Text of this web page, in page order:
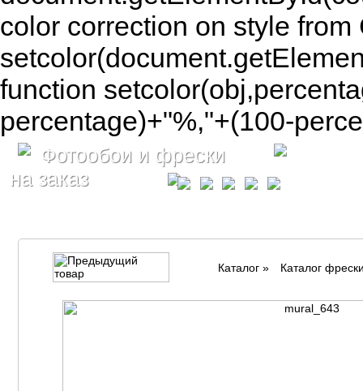
color correction on style
function
percentage)+"%,"+(100-
Фотообои и фрески
на заказ
Каталог» Каталог